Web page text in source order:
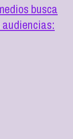
busca